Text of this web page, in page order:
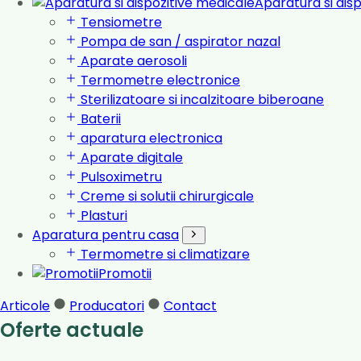
Tensiometre
Pompa de san / aspirator nazal
Aparate aerosoli
Termometre electronice
Sterilizatoare si incalzitoare biberoane
Baterii
aparatura electronica
Aparate digitale
Pulsoximetru
Creme si solutii chirurgicale
Plasturi
Aparatura pentru casa
Termometre si climatizare
Promotii
Articole
Producatori Contact
Oferte actuale